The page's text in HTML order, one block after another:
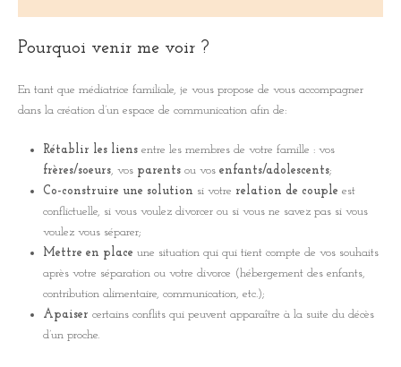
Pourquoi venir me voir ?
En tant que médiatrice familiale, je vous propose de vous accompagner
dans la création d’un espace de communication afin de:
Rétablir les liens entre les membres de votre famille : vos
frères/soeurs, vos parents ou vos enfants/adolescents;
Co-construire une solution si votre relation de couple est
conflictuelle, si vous voulez divorcer ou si vous ne savez pas si vous
voulez vous séparer;
Mettre en place une situation qui qui tient compte de vos souhaits
après votre séparation ou votre divorce (hébergement des enfants,
contribution alimentaire, communication, etc.);
Apaiser certains conflits qui peuvent apparaître à la suite du décès
d’un proche.